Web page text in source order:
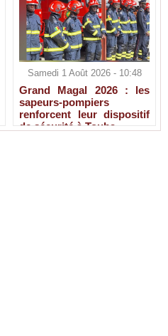
Samedi 1 Août 2026 - 10:48
Grand Magal 2026 : les
sapeurs-pompiers
renforcent leur dispositif
de sécurité à Touba